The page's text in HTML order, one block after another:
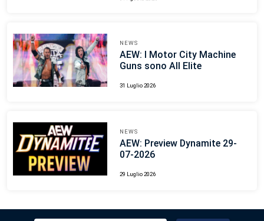
NEWS
AEW: I Motor City Machine
Guns sono All Elite
31 Luglio 2026
NEWS
AEW: Preview Dynamite 29-
07-2026
29 Luglio 2026